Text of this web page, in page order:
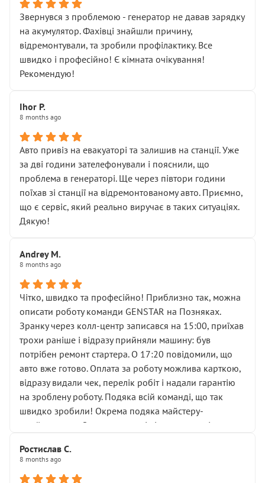
послуга. Тим більше, я був поруч і жодної реальної
діагностики ходової не проводилось. Після
зауваження гроші за цю “послугу” повернули, що
лише підтвердило мою правоту.
Але головне — я виїжджаю з боксу, і скрип у гальмах
залишився таким самим, як і був. Тобто оплачена
Далі ситуація тільки погіршилась:
• сказали, що тепер “потрібно знімати колеса”
• що біля авто стояти вже не можна
• почали озвучувати купу додаткових робіт без
чіткого пояснення
( ну все зняли та доробили) дякую!
Окремий момент, який виглядає абсурдно:
мені заявили, що бачок гальмівної рідини потрібно
міняти разом із головним гальмівним циліндром у
Для людини, яка хоча б трохи розуміється на техніці,
це звучить як мінімум непрофесійно, а як максимум —
спроба продати дорогий вузол замість елементарних
ущільнювачів.
Що прикро — це не перший мій візит. Раніше міняв у
вас стартер, і тоді сервіс наче справив хороше
враження. Але згодом знайшов декілька гайок під
лобовим склом. Мені пояснили, що це “старі гайки, які
відкручували”, і попросили не хвилюватися. ( надіюсь
новий власник, не застяг в полі))
Але після нинішнього візиту такі дрібниці вже не
здаються дрібницями.
Я — клієнт, який працює на довірі, і саме її цей сервіс
Хотілося б більше:
• належної уваги до авто
• прозорості в роботах і рахунках
Звернувся з проблемою - генератор не давав зарядку
на акумулятор. Фахівці знайшли причину,
відремонтували, та зробили профілактику. Все
швидко і професійно! Є кімната очікування!
Рекомендую!
Ihor P.
8 months ago
Авто привіз на евакуаторі та залишив на станції. Уже
за дві години зателефонували і пояснили, що
проблема в генераторі. Ще через півтори години
поїхав зі станції на відремонтованому авто. Приємно,
що є сервіс, який реально виручає в таких ситуаціях.
Дякую!
Andrey M.
8 months ago
Чітко, швидко та професійно! Приблизно так, можна
описати роботу команди GENSTAR на Позняках.
Зранку через колл-центр записався на 15:00, приїхав
трохи раніше і відразу прийняли машину: був
потрібен ремонт стартера. О 17:20 повідомили, що
авто вже готово. Оплата за роботу можлива карткою,
відразу видали чек, перелік робіт і надали гарантію
на зроблену роботу. Подяка всій команді, що так
швидко зробили! Окрема подяка майстеру-
приймальнику Олександру: всі чітко та по суті.
звертатися до цього автосервісу.
Ростислав С.
8 months ago